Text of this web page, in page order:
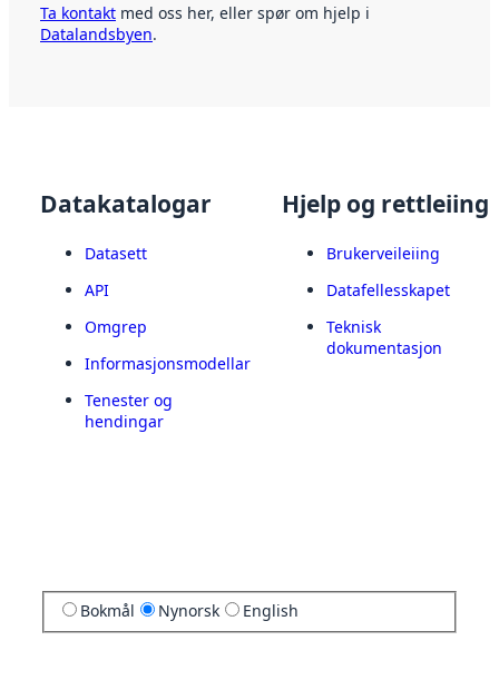
Ta kontakt med oss her, eller spør om hjelp i
Datalandsbyen.
Datakatalogar
Datasett
API
Omgrep
Informasjonsmodellar
Tenester og
hendingar
Hjelp og rettleiing
Brukerveileiing
Datafellesskapet
Teknisk
dokumentasjon
Bokmål Nynorsk English